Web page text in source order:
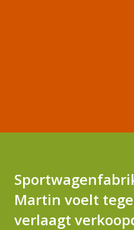
Martin voelt
verlaagt